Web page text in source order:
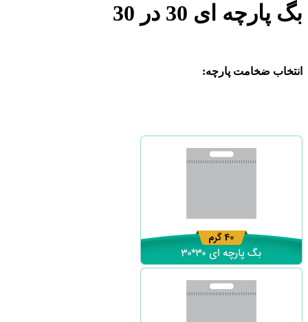
بگ پارچه ای 30 در 30
انتخاب ضخامت پارچه: